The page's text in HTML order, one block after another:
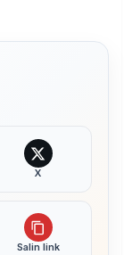
X
Salin link